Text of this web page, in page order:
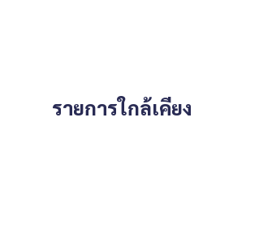
รายการใกล้เคียง